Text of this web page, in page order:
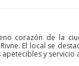
corazón de la
El local se
y servicio